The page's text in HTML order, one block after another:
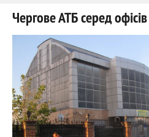
Чергове АТБ серед